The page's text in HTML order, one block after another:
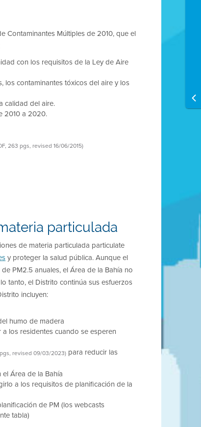
Contaminantes Múltiples de 2010, que el
con los requisitos de la Ley de Aire
los contaminantes tóxicos del aire y los
calidad del aire.
2010 a 2020.
263 pgs, revised 16/06/2015)
particulada
de materia particulada particulate
y proteger la salud pública. Aunque el
PM2.5 anuales, el Área de la Bahía no
tanto, el Distrito continúa sus esfuerzos
incluyen:
humo de madera
a los residentes cuando se esperen
revised 09/03/2023) para reducir las
Área de la Bahía
a los requisitos de planificación de la
de PM (los webcasts
tabla)